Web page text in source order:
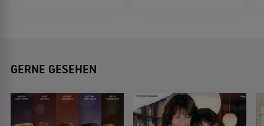
GERNE GESEHEN